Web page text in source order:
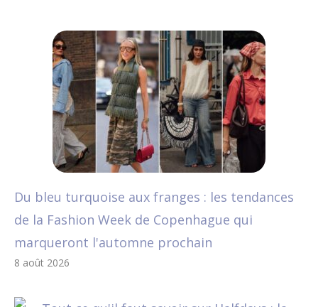
Du bleu turquoise aux franges : les tendances
de la Fashion Week de Copenhague qui
marqueront l'automne prochain
8 août 2026